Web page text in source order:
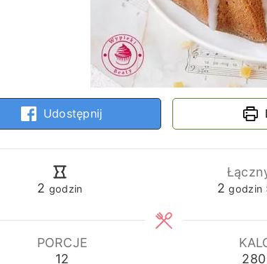
Udostępnij
2 godziny
godzin
2 godzin
PORCJE
12
280